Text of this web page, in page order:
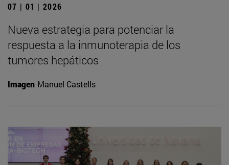
07 | 01 | 2026
Nueva estrategia para potenciar la
respuesta a la inmunoterapia de los
tumores hepáticos
Imagen Manuel Castells